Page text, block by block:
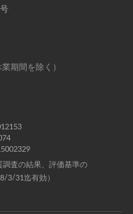
期間を除く）
査の結果、評価基準の
3/31迄有効）